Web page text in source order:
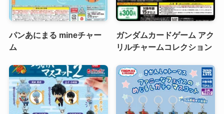
パンあにまる mineチャー
ム
ガンダムカードゲーム アク
リルチャームコレクション